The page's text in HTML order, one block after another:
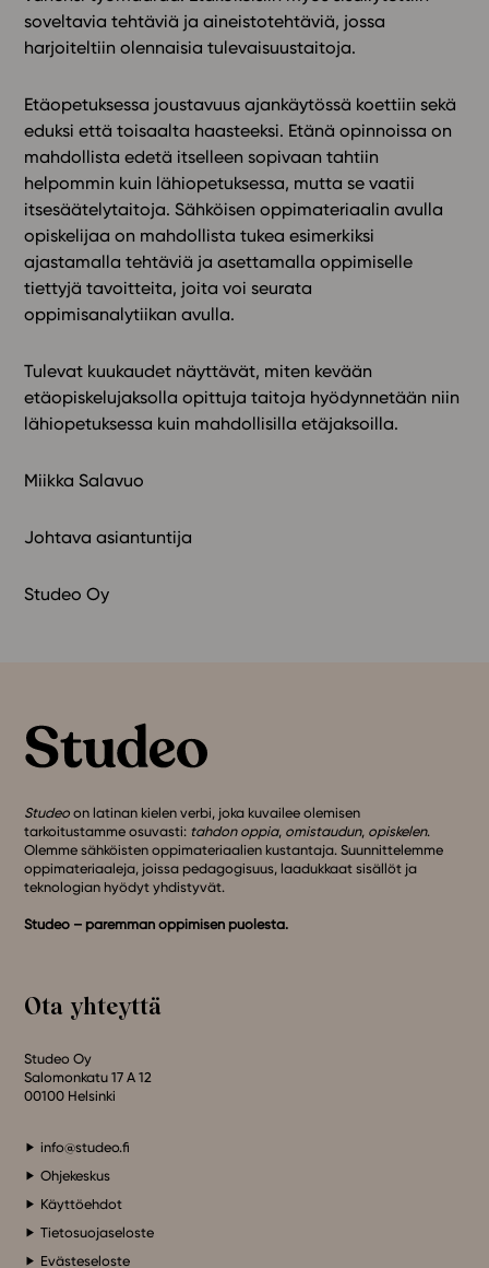
soveltavia tehtäviä ja aineistotehtäviä, jossa
harjoiteltiin olennaisia tulevaisuustaitoja.
Etäopetuksessa joustavuus ajankäytössä koettiin sekä
eduksi että toisaalta haasteeksi. Etänä opinnoissa on
mahdollista edetä itselleen sopivaan tahtiin
helpommin kuin lähiopetuksessa, mutta se vaatii
itsesäätelytaitoja. Sähköisen oppimateriaalin avulla
opiskelijaa on mahdollista tukea esimerkiksi
ajastamalla tehtäviä ja asettamalla oppimiselle
tiettyjä tavoitteita, joita voi seurata
oppimisanalytiikan avulla.
Tulevat kuukaudet näyttävät, miten kevään
etäopiskelujaksolla opittuja taitoja hyödynnetään niin
lähiopetuksessa kuin mahdollisilla etäjaksoilla.
Miikka Salavuo
Johtava asiantuntija
Studeo Oy
Studeo on latinan kielen verbi, joka kuvailee olemisen
tarkoitustamme osuvasti: tahdon oppia, omistaudun, opiskelen.
Olemme sähköisten oppimateriaalien kustantaja. Suunnittelemme
oppimateriaaleja, joissa pedagogisuus, laadukkaat sisällöt ja
teknologian hyödyt yhdistyvät.
Studeo – paremman oppimisen puolesta.
Ota yhteyttä
Studeo Oy
Salomonkatu 17 A 12
00100 Helsinki
info@studeo.fi
Ohjekeskus
Käyttöehdot
Tietosuojaseloste
Evästeseloste